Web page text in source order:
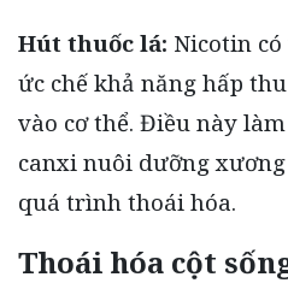
Hút thuốc lá: Nicotin
ức chế khả năng hấp
vào cơ thể. Điều này
canxi nuôi dưỡng
quá trình thoái hóa.
Thoái hóa cột